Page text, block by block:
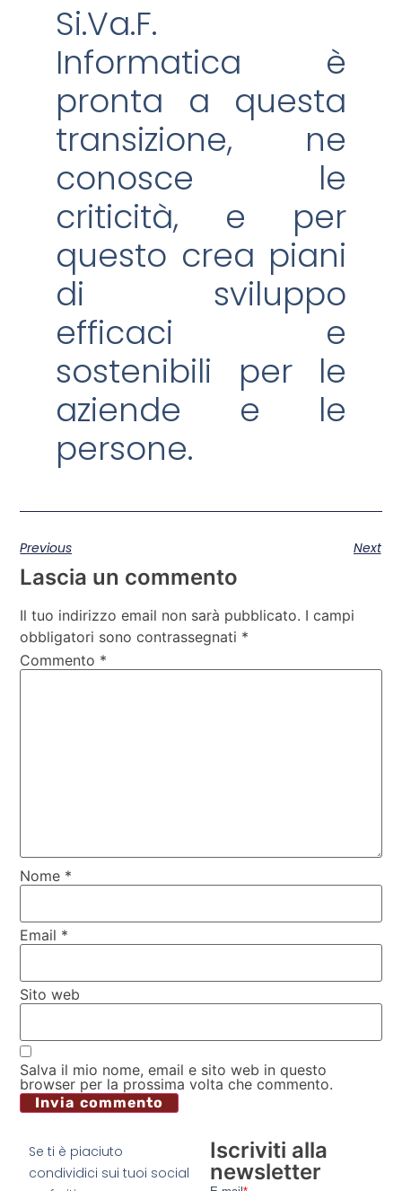
Si.Va.F.
Informatica è
pronta a questa
transizione, ne
conosce le
criticità, e per
questo crea piani
di sviluppo
efficaci e
sostenibili per le
aziende e le
persone.
Previous Next
Lascia un commento
Il tuo indirizzo email non sarà pubblicato. I campi
obbligatori sono contrassegnati *
Commento *
Nome *
Email *
Sito web
Salva il mio nome, email e sito web in questo
browser per la prossima volta che commento.
Se ti è piaciuto
condividici sui tuoi social
Iscriviti alla
newsletter